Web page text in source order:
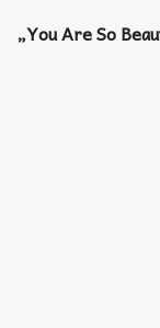
„You Are So